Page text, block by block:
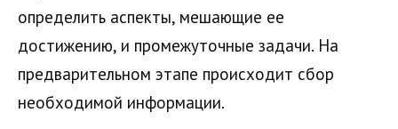
определить аспекты, мешающие ее
достижению, и промежуточные задачи. На
предварительном этапе происходит сбор
необходимой информации.